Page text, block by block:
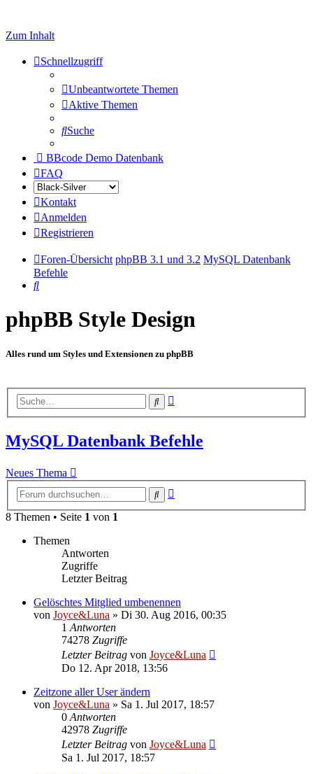
Zum Inhalt
Schnellzugriff
Unbeantwortete Themen
Aktive Themen
Suche
BBcode Demo Datenbank
FAQ
Kontakt
Anmelden
Registrieren
Foren-Übersicht phpBB 3.1 und 3.2 MySQL Datenbank
Befehle
Suche
phpBB Style Design
Alles rund um Styles und Extensionen zu phpBB
Suche
MySQL Datenbank Befehle
Neues Thema
Suche
8 Themen • Seite 1 von 1
Themen
Antworten
Zugriffe
Letzter Beitrag
Gelöschtes Mitglied umbenennen
von Joyce&Luna » Di 30. Aug 2016, 00:35
1 Antworten
74278 Zugriffe
Letzter Beitrag von Joyce&Luna
Do 12. Apr 2018, 13:56
Zeitzone aller User ändern
von Joyce&Luna » Sa 1. Jul 2017, 18:57
0 Antworten
42978 Zugriffe
Letzter Beitrag von Joyce&Luna
Sa 1. Jul 2017, 18:57